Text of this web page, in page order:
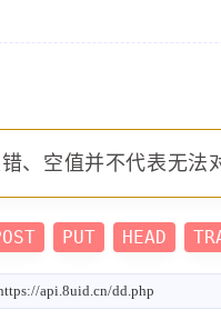
、空值并不代表无法
PUT HEAD